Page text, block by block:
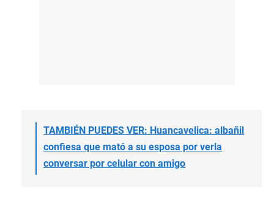
TAMBIÉN PUEDES VER: Huancavelica: albañil
confiesa que mató a su esposa por verla
conversar por celular con amigo